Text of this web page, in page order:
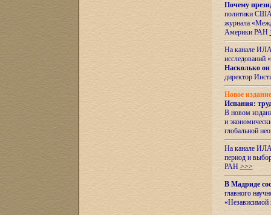
Почему
политики США
журнала
Америки РАН
На канале ИЛА
исследований «
Насколько он
директор
Новое
Испания:
В новом
и
глобальной
На канале
период и
РАН >>>
В Мадриде
главного
«Независимой